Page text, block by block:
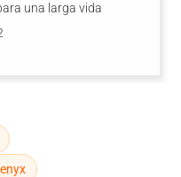
una larga vida